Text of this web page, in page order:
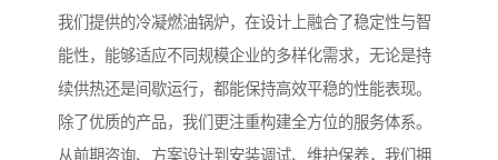
我们提供的冷凝燃油锅炉，在设计上融合了稳定性与智
能性，能够适应不同规模企业的多样化需求，无论是持
续供热还是间歇运行，都能保持高效平稳的性能表现。
除了优质的产品，我们更注重构建全方位的服务体系。
从前期咨询、方案设计到安装调试、维护保养，我们拥